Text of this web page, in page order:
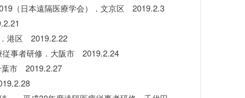
（日本遠隔医療学会）．文京区 2019.2.3
．港区 2019.2.22
従事者研修．大阪市 2019.2.24
葉市 2019.2.27